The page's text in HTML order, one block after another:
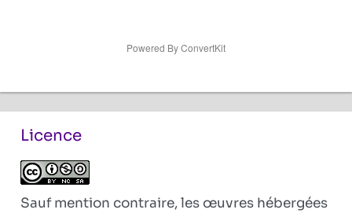
Powered By ConvertKit
Licence
Sauf mention contraire, les œuvres hébergées